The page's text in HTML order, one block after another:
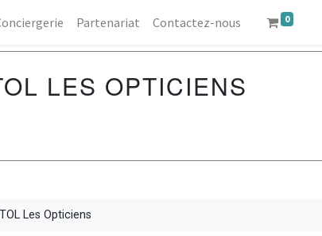
Partenariat Contactez-nous 0
LES OPTICIENS
Les Opticiens